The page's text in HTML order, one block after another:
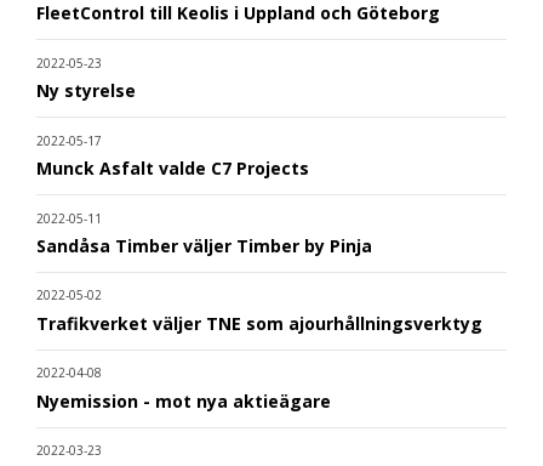
FleetControl till Keolis i Uppland och Göteborg
2022-05-23
Ny styrelse
2022-05-17
Munck Asfalt valde C7 Projects
2022-05-11
Sandåsa Timber väljer Timber by Pinja
2022-05-02
Trafikverket väljer TNE som ajourhållningsverktyg
2022-04-08
Nyemission - mot nya aktieägare
2022-03-23